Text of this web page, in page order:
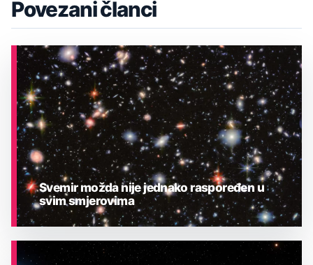
Povezani članci
ASTRONOMIJA
Svemir možda nije jednako raspoređen u
svim smjerovima